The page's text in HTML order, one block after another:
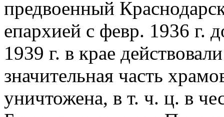
предвоенный
епархией с февр. 1936 г.
1939 г. в крае
значительная часть
уничтожена, в т. ч. ц. в